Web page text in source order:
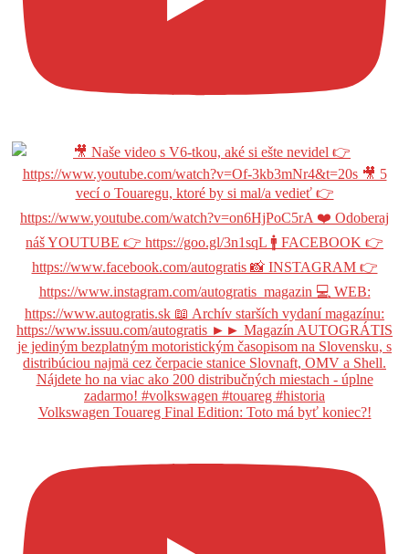
Volkswagen Touareg Final Edition: Toto má byť koniec?!